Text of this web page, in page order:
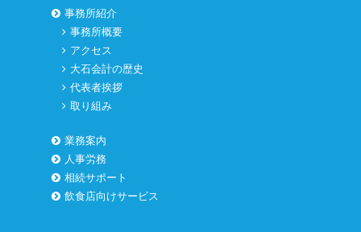
事務所紹介
事務所概要
アクセス
大石会計の歴史
代表者挨拶
取り組み
業務案内
人事労務
相続サポート
飲食店向けサービス